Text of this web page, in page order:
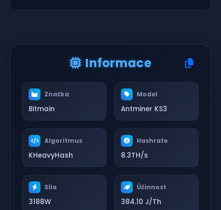
Informace
Značka
Bitmain
Model
Antminer KS3
Algoritmus
KHeavyHash
Hashrate
8.3TH/s
Síla
3188W
Účinnost
384.10 J/Th